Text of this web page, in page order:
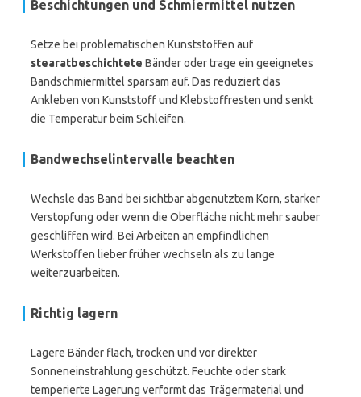
Beschichtungen und Schmiermittel nutzen
Setze bei problematischen Kunststoffen auf
stearatbeschichtete Bänder oder trage ein geeignetes
Bandschmiermittel sparsam auf. Das reduziert das
Ankleben von Kunststoff und Klebstoffresten und senkt
die Temperatur beim Schleifen.
Bandwechselintervalle beachten
Wechsle das Band bei sichtbar abgenutztem Korn, starker
Verstopfung oder wenn die Oberfläche nicht mehr sauber
geschliffen wird. Bei Arbeiten an empfindlichen
Werkstoffen lieber früher wechseln als zu lange
weiterzuarbeiten.
Richtig lagern
Lagere Bänder flach, trocken und vor direkter
Sonneneinstrahlung geschützt. Feuchte oder stark
temperierte Lagerung verformt das Trägermaterial und